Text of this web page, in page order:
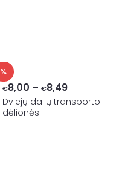
%
€8,00 – €8,49Price
range:
Dviejų dalių transporto
dėlionės